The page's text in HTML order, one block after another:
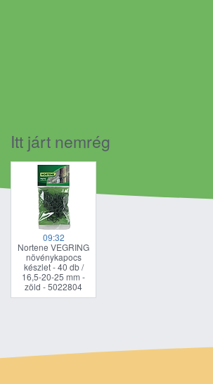
Itt járt nemrég
09:32
Nortene VEGRING
növénykapocs
készlet - 40 db /
16,5-20-25 mm -
zöld - 5022804